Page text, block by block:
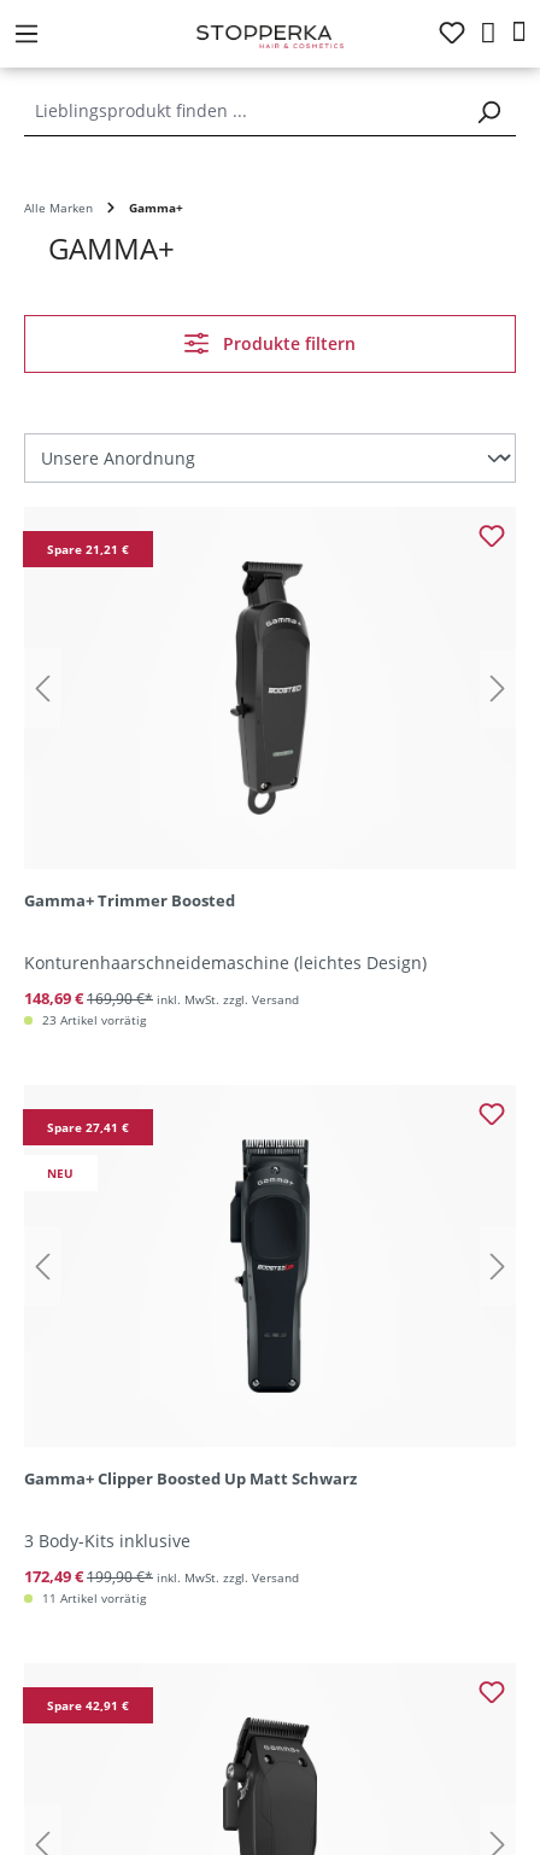
springen
Alle Marken Gamma+
GAMMA+
Produkte filtern
Spare 21,21 €
Gamma+ Trimmer Boosted
Konturenhaarschneidemaschine (leichtes Design)
148,69 €169,90 €* inkl. MwSt. zzgl. Versand
23 Artikel vorrätig
Spare 27,41 €
NEU
Gamma+ Clipper Boosted Up Matt Schwarz
3 Body-Kits inklusive
172,49 €199,90 €* inkl. MwSt. zzgl. Versand
11 Artikel vorrätig
Spare 42,91 €